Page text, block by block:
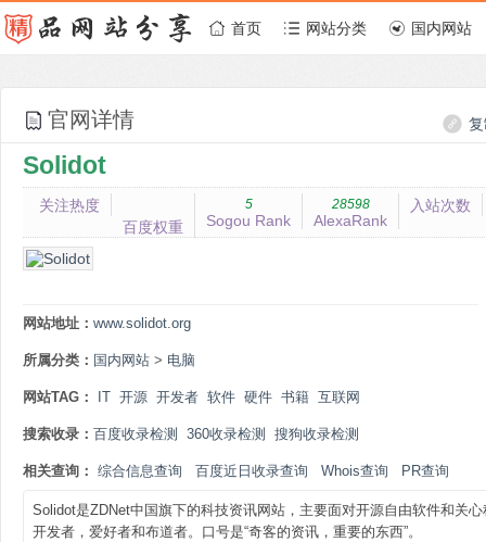
首页 网站分类 国内网站
官网详情
Solidot
关注热度
百度权重
5
Sogou Rank
28598
AlexaRank
入站次数
网站地址： www.solidot.org
所属分类： 国内网站 > 电脑
网站TAG： IT 开源 开发者 软件 硬件 书籍 互联网
搜索收录： 百度收录检测 360收录检测 搜狗收录检测
相关查询： 综合信息查询 百度近日收录查询 Whois查询 PR查询
Solidot是ZDNet中国旗下的科技资讯网站，主要面对开源自由软件和关
开发者，爱好者和布道者。口号是“奇客的资讯，重要的东西”。